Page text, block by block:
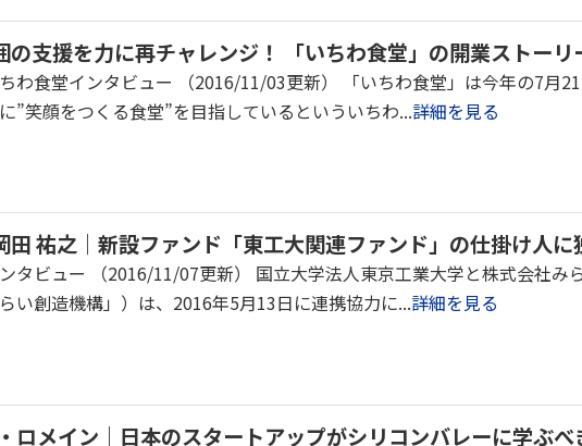
の支援を力に再チャレンジ！ 「いちわ食堂」の開業ストーリ
わ食堂インタビュー （2016/11/03更新） 「いちわ食堂」は今年の7月
”笑顔をつくる食堂”を目指しているといういちわ...詳細を見る
祐之｜新設ファンド「東工大関連ファンド」の仕掛け人に
タビュー （2016/11/07更新） 国立大学法人東京工業大学と株式会社み
い創造機構」）は、2016年5月13日に連携協力に...詳細を見る
メイン｜日本のスタートアップがシリコンバレーに学ぶべ